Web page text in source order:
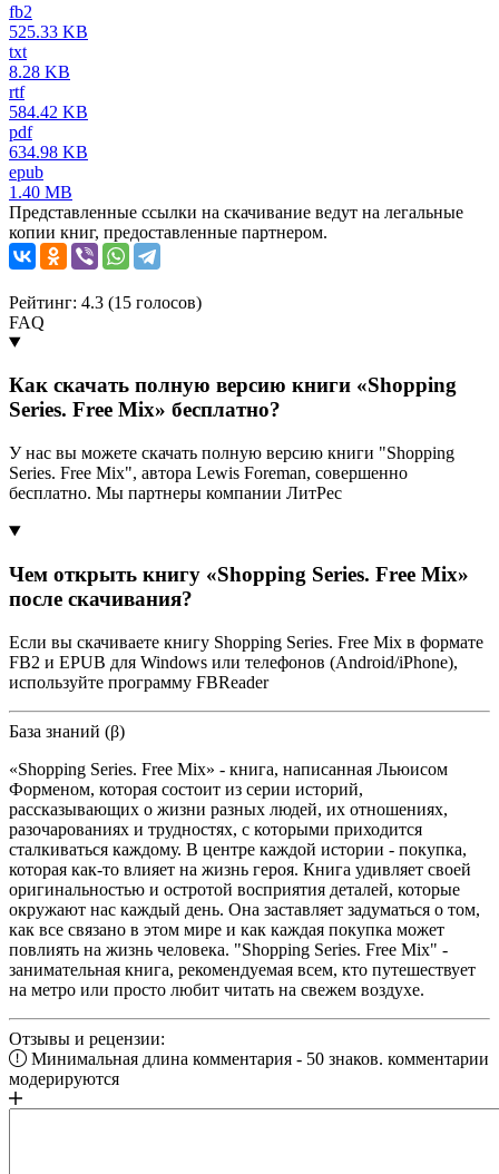
fb2
525.33 KB
txt
8.28 KB
rtf
584.42 KB
pdf
634.98 KB
epub
1.40 MB
Представленные ссылки на скачивание ведут на легальные
копии книг, предоставленные партнером.
Рейтинг: 4.3 (15 голосов)
FAQ
Как скачать полную версию книги «Shopping
Series. Free Mix» бесплатно?
У нас вы можете скачать полную версию книги "Shopping
Series. Free Mix", автора Lewis Foreman, совершенно
бесплатно. Мы партнеры компании ЛитРес
Чем открыть книгу «Shopping Series. Free Mix»
после скачивания?
Если вы скачиваете книгу Shopping Series. Free Mix в формате
FB2 и EPUB для Windows или телефонов (Android/iPhone),
используйте программу FBReader
База знаний (β)
«Shopping Series. Free Mix» - книга, написанная Льюисом
Форменом, которая состоит из серии историй,
рассказывающих о жизни разных людей, их отношениях,
разочарованиях и трудностях, с которыми приходится
сталкиваться каждому. В центре каждой истории - покупка,
которая как-то влияет на жизнь героя. Книга удивляет своей
оригинальностью и остротой восприятия деталей, которые
окружают нас каждый день. Она заставляет задуматься о том,
как все связано в этом мире и как каждая покупка может
повлиять на жизнь человека. "Shopping Series. Free Mix" -
занимательная книга, рекомендуемая всем, кто путешествует
на метро или просто любит читать на свежем воздухе.
Отзывы и рецензии:
Минимальная длина комментария - 50 знаков. комментарии
модерируются